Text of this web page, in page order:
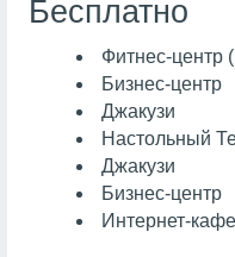
Бесплатно
Фитнес-центр
Бизнес-центр
Джакузи
Настольный
Джакузи
Бизнес-центр
Интернет-кафе